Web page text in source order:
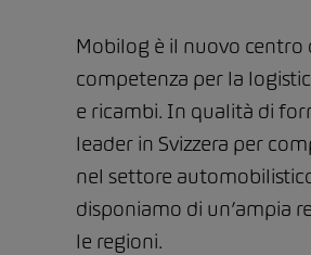
Mobilog è il nuovo centro
competenza per la
e ricambi. In qualità di
leader in Svizzera per
nel settore
disponiamo di un’ampia
le regioni.